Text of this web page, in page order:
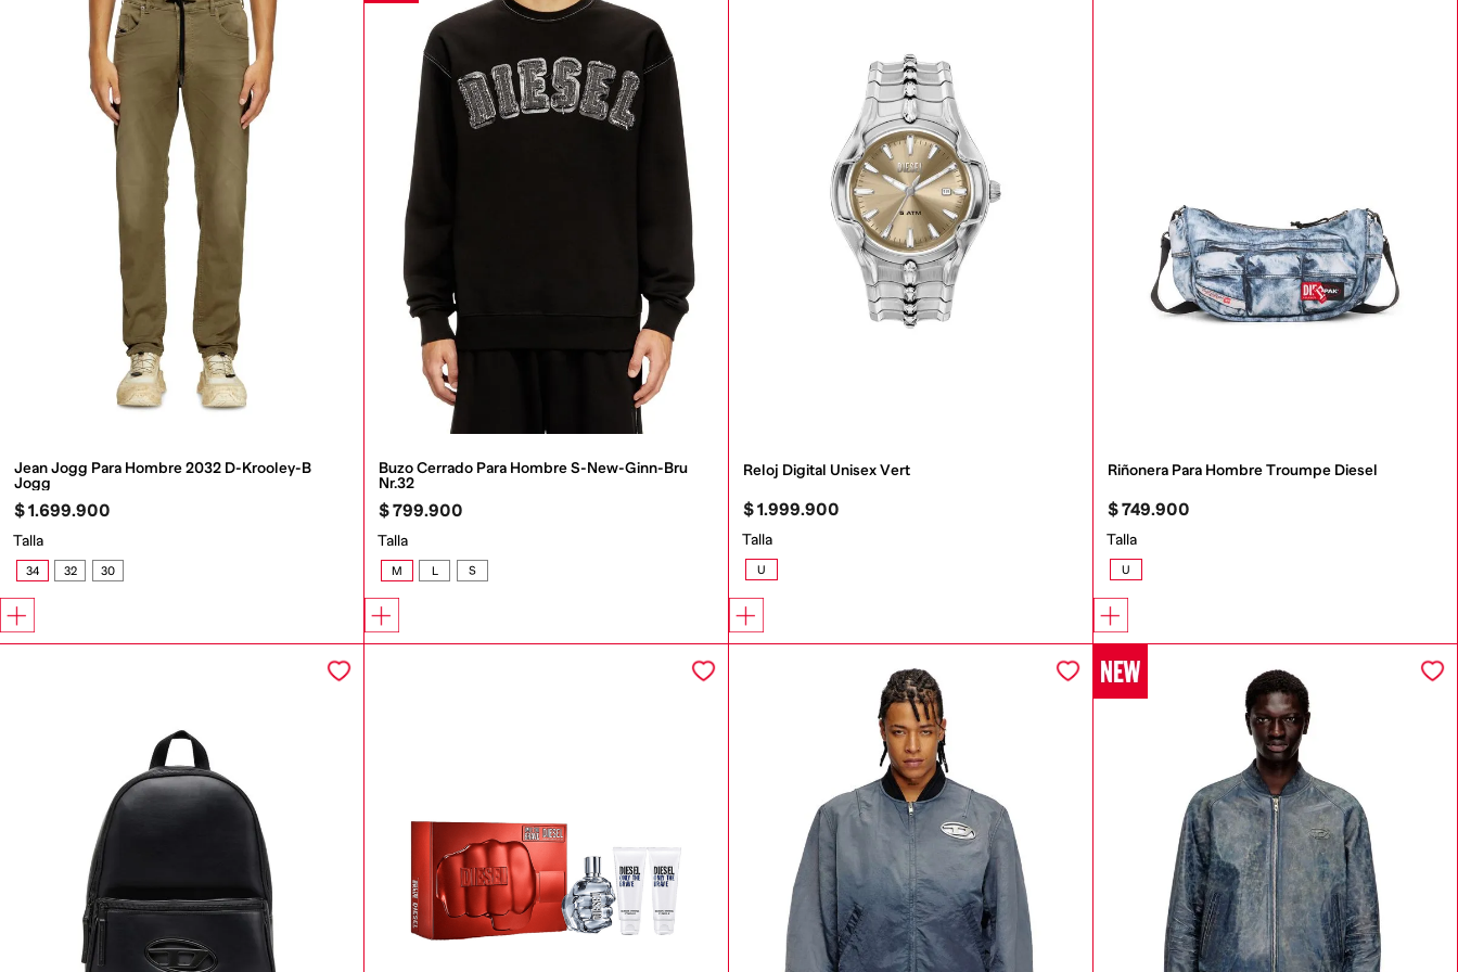
Jean Jogg Para Hombre 2032 D-Krooley-B
Jogg
$1.699.900
Talla
34 32 30
Buzo Cerrado Para Hombre S-New-Ginn-Bru
Nr.32
$799.900
Talla
M L S
Reloj Digital Unisex Vert
$1.999.900
Talla
U
Riñonera Para Hombre Troumpe Diesel
$749.900
Talla
U